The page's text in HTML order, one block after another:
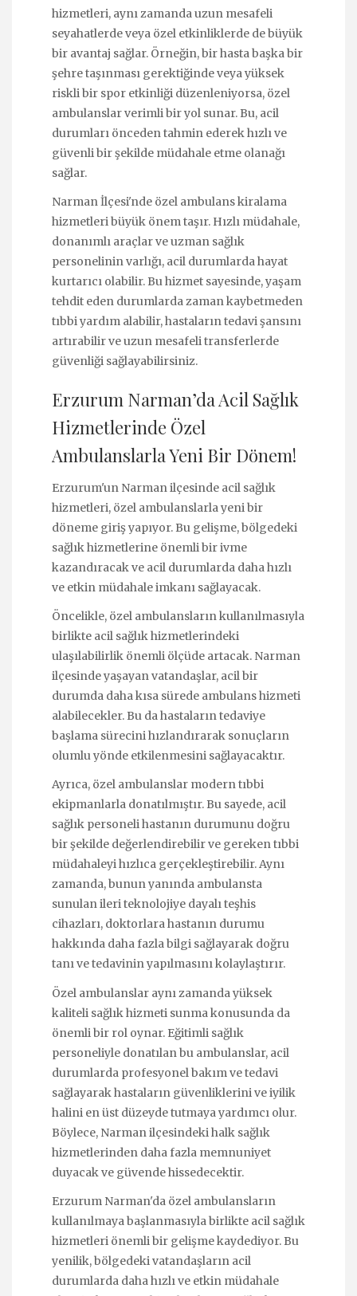
hizmetleri, aynı zamanda uzun mesafeli
seyahatlerde veya özel etkinliklerde de büyük
bir avantaj sağlar. Örneğin, bir hasta başka bir
şehre taşınması gerektiğinde veya yüksek
riskli bir spor etkinliği düzenleniyorsa, özel
ambulanslar verimli bir yol sunar. Bu, acil
durumları önceden tahmin ederek hızlı ve
güvenli bir şekilde müdahale etme olanağı
sağlar.
Narman İlçesi'nde özel ambulans kiralama
hizmetleri büyük önem taşır. Hızlı müdahale,
donanımlı araçlar ve uzman sağlık
personelinin varlığı, acil durumlarda hayat
kurtarıcı olabilir. Bu hizmet sayesinde, yaşam
tehdit eden durumlarda zaman kaybetmeden
tıbbi yardım alabilir, hastaların tedavi şansını
artırabilir ve uzun mesafeli transferlerde
güvenliği sağlayabilirsiniz.
Erzurum Narman’da Acil Sağlık
Hizmetlerinde Özel
Ambulanslarla Yeni Bir Dönem!
Erzurum'un Narman ilçesinde acil sağlık
hizmetleri, özel ambulanslarla yeni bir
döneme giriş yapıyor. Bu gelişme, bölgedeki
sağlık hizmetlerine önemli bir ivme
kazandıracak ve acil durumlarda daha hızlı
ve etkin müdahale imkanı sağlayacak.
Öncelikle, özel ambulansların kullanılmasıyla
birlikte acil sağlık hizmetlerindeki
ulaşılabilirlik önemli ölçüde artacak. Narman
ilçesinde yaşayan vatandaşlar, acil bir
durumda daha kısa sürede ambulans hizmeti
alabilecekler. Bu da hastaların tedaviye
başlama sürecini hızlandırarak sonuçların
olumlu yönde etkilenmesini sağlayacaktır.
Ayrıca, özel ambulanslar modern tıbbi
ekipmanlarla donatılmıştır. Bu sayede, acil
sağlık personeli hastanın durumunu doğru
bir şekilde değerlendirebilir ve gereken tıbbi
müdahaleyi hızlıca gerçekleştirebilir. Aynı
zamanda, bunun yanında ambulansta
sunulan ileri teknolojiye dayalı teşhis
cihazları, doktorlara hastanın durumu
hakkında daha fazla bilgi sağlayarak doğru
tanı ve tedavinin yapılmasını kolaylaştırır.
Özel ambulanslar aynı zamanda yüksek
kaliteli sağlık hizmeti sunma konusunda da
önemli bir rol oynar. Eğitimli sağlık
personeliyle donatılan bu ambulanslar, acil
durumlarda profesyonel bakım ve tedavi
sağlayarak hastaların güvenliklerini ve iyilik
halini en üst düzeyde tutmaya yardımcı olur.
Böylece, Narman ilçesindeki halk sağlık
hizmetlerinden daha fazla memnuniyet
duyacak ve güvende hissedecektir.
Erzurum Narman'da özel ambulansların
kullanılmaya başlanmasıyla birlikte acil sağlık
hizmetleri önemli bir gelişme kaydediyor. Bu
yenilik, bölgedeki vatandaşların acil
durumlarda daha hızlı ve etkin müdahale